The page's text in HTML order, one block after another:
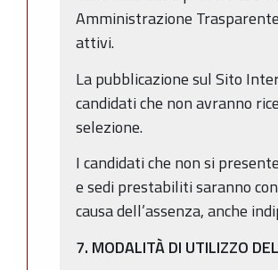
Amministrazione
attivi.
La pubblicazione sul Sito
candidati che non avranno
selezione.
I candidati che non si
e sedi prestabiliti saranno
causa dell’assenza, anche
7. MODALITÀ DI UTILIZZO